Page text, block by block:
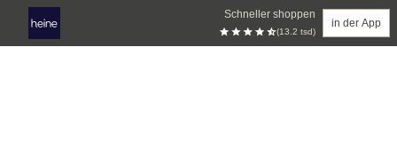
Schneller shoppen
(13.2 tsd)
in der App